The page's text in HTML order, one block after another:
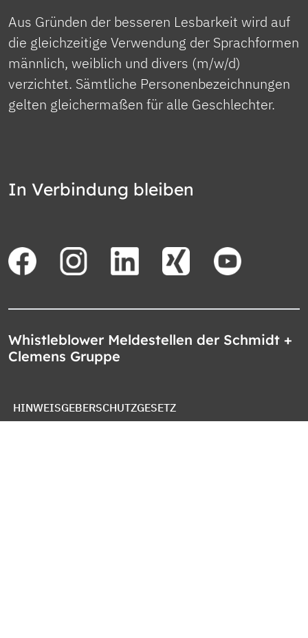
Aus Gründen der besseren Lesbarkeit wird auf
die gleichzeitige Verwendung der Sprachformen
männlich, weiblich und divers (m/w/d)
verzichtet. Sämtliche Personenbezeichnungen
gelten gleichermaßen für alle Geschlechter.
In Verbindung bleiben
Whistleblower Meldestellen der Schmidt +
Clemens Gruppe
HINWEISGEBERSCHUTZGESETZ